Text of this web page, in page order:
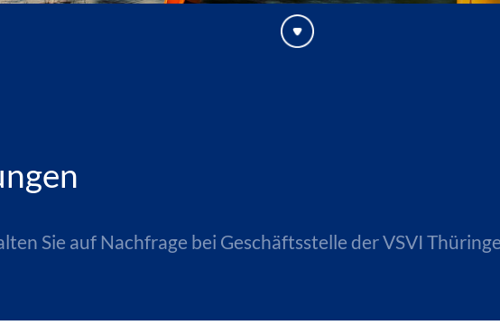
Sie auf Nachfrage bei Geschäftsstelle der VSVI